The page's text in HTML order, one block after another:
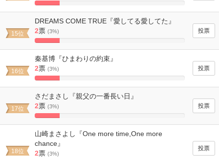
16.666666666667%
15位
DREAMS COME TRUE『愛してる愛してた』
2票 (3%)
16.666666666667%
16位
秦基博『ひまわりの約束』
2票 (3%)
16.666666666667%
17位
さだまさし『親父の一番長い日』
2票 (3%)
16.666666666667%
18位
山崎まさよし『One more time,One more
chance』
2票 (3%)